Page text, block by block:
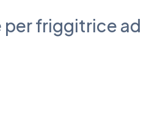
friggitrice ad